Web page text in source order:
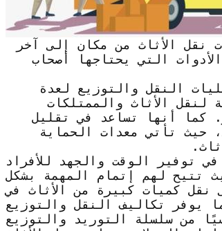
نقل الأثاث من مكان إلى آخر
التي يحتاجها أصحاب
النقل والتوزيع لعدة
لنقل الأثاث والممتلكات
كما أنها تساعد في تقليل
حيث تأتي معدات الحماية
توفير الوقت والجهد للأفراد
تتيح لهم إتمام المهمة بشكل
نقل كميات كبيرة من الأثاث في
من سلسلة التوريد والتوزيع